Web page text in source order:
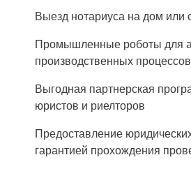
Выезд нотариуса на дом или
Промышленные роботы для
производственных процессов
Выгодная партнерская
юристов и риелторов
Предоставление
гарантией прохождения